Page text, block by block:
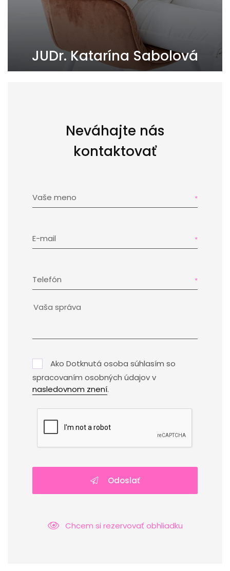
JUDr. Katarína Sabolová
Neváhajte nás
kontaktovať
Vaše meno
E-mail
Telefón
Ako Dotknutá osoba súhlasím so
spracovaním osobných údajov v
nasledovnom znení.
Odoslať
Chcem si rezervovať obhliadku